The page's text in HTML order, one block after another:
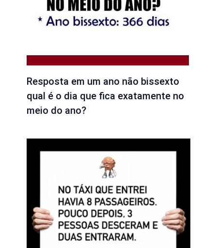
Resposta em um ano não bissexto
qual é o dia que fica exatamente no
meio do ano?